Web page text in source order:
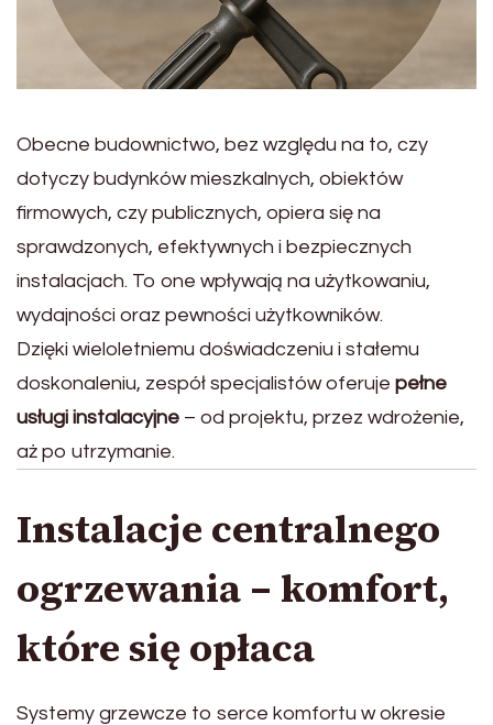
Obecne budownictwo, bez względu na to, czy
dotyczy budynków mieszkalnych, obiektów
firmowych, czy publicznych, opiera się na
sprawdzonych, efektywnych i bezpiecznych
instalacjach. To one wpływają na użytkowaniu,
wydajności oraz pewności użytkowników.
Dzięki wieloletniemu doświadczeniu i stałemu
doskonaleniu, zespół specjalistów oferuje pełne
usługi instalacyjne – od projektu, przez wdrożenie,
aż po utrzymanie.
Instalacje centralnego
ogrzewania – komfort,
które się opłaca
Systemy grzewcze to serce komfortu w okresie